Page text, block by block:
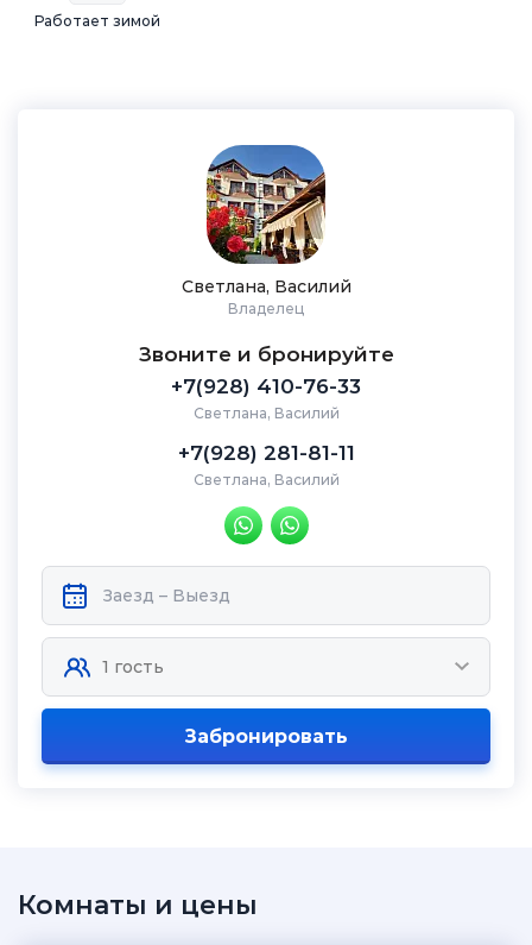
Работает зимой
Светлана, Василий
Владелец
Звоните и бронируйте
+7(928) 410-76-33
Светлана, Василий
+7(928) 281-81-11
Светлана, Василий
Забронировать
Комнаты и цены